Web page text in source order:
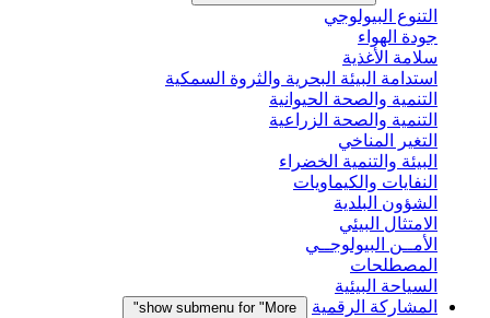
التنوع البيولوجي
جودة الهواء
سلامة الأغذية
استدامة البيئة البحرية والثروة السمكية
التنمية والصحة الحيوانية
التنمية والصحة الزراعية
التغير المناخي
البيئة والتنمية الخضراء
النفايات والكيماويات
الشؤون البلدية
الامتثال البيئي
الأمــن البيولوجــي
المصطلحات
السياحة البيئية
المشاركة الرقمية
show submenu for "More"